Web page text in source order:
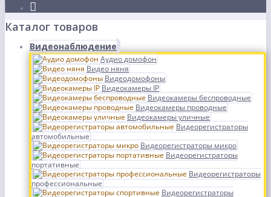
Каталог товаров
Видеонаблюдение
Аудио домофон
Видео няня
Видеодомофоны
Видеокамеры IP
Видеокамеры беспроводные
Видеокамеры проводные
Видеокамеры уличные
Видеорегистраторы
автомобильные
Видеорегистраторы микро
Видеорегистраторы
портативные
Видеорегистраторы
профессиональные
Видеорегистраторы